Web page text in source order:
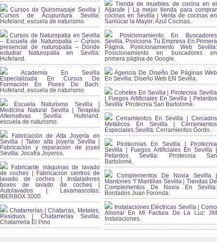
Cursos de Quiromasaje Sevilla |
Cursos de Acupuntura Sevilla:
Hufeland, escuela de naturismo.
Cursos de Naturopatia en Sevilla
– Escuela de Naturopatía – Cursos
presencial de naturopatía – Dónde
estudiar Naturopatía en Sevilla:
Hufeland.
Academia En Sevilla
Especializada En Cursos De
Formación En Flores De Bach:
Hufeland, escuela de naturismo.
Escuela Naturismo Sevilla |
Medicina Natural Sevilla | Terapias
Alternativas Sevilla: Hufeland,
escuela de naturismo.
Fabricación de Alta Joyería en
Sevilla | Taller alta joyería Sevilla |
Fabricación y reparación de joyas
Sevilla: Jocafra Joyeros.
Fabricante máquinas de lavado
de coches | Fabricación centros de
lavado de coches | Instaladores
boxes de lavado de coches |
Autolavados | Lavamascotas:
IBERBOX 3000.
Chatarrerías | Chatarras, Metales,
Residuos | Chatarrerías Sevilla:
Chatarreria El Pino
Tienda de muebles de cocina en el
Aljarafe | La mejor tienda para comprar
cocinas en Sevilla | Venta de cocinas en
Sanlúcar la Mayor:Azul Cocinas.
Posicionamiento En Buscadores
Sevilla. Posiciona Tu Empresa En Primera
Página. Posicionamiento Web Sevilla:
Posicionamiento en buscadores en
primera página de Google.
Agencia De Diseño De Páginas Web
En Sevilla: Diseño Web EN Sevilla.
Cohetes En Sevilla | Pirotecnia Sevilla
| Fuegos Artificiales En Sevilla | Petardos
Sevilla: Pirotecnia San Bartolomé.
Cerramientos En Sevilla | Cercados
Metálicos En Sevilla | Cerramientos
Especiales Sevilla: Cerramientos Gordo.
Pirotecnias En Sevilla | Pirotecnia
Sevilla | Fuegos Artificiales En Sevilla |
Petardos Sevilla: Pirotecnia San
Bartolomé.
Complementos De Novia Sevilla |
Mantones Y Mantillas Sevilla | Tiendas De
Complementos De Novia En Sevilla:
Bordados Juan Foronda.
Instalaciones Eléctricas Sevilla | Como
Ahorrar En Mi Factura De La Luz:3M
Instalaciones.